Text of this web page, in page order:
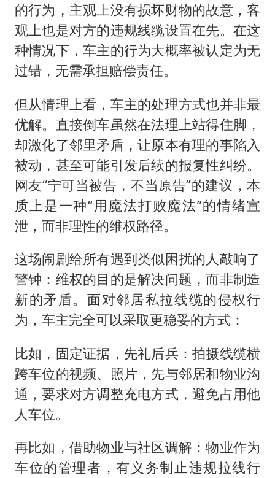
的行为，主观上没有损坏财物的故意，客
观上也是对方的违规线缆设置在先。在这
种情况下，车主的行为大概率被认定为无
过错，无需承担赔偿责任。
但从情理上看，车主的处理方式也并非最
优解。直接倒车虽然在法理上站得住脚，
却激化了邻里矛盾，让原本有理的事陷入
被动，甚至可能引发后续的报复性纠纷。
网友“宁可当被告，不当原告”的建议，本
质上是一种“用魔法打败魔法”的情绪宣
泄，而非理性的维权路径。
这场闹剧给所有遇到类似困扰的人敲响了
警钟：维权的目的是解决问题，而非制造
新的矛盾。面对邻居私拉线缆的侵权行
为，车主完全可以采取更稳妥的方式：
比如，固定证据，先礼后兵：拍摄线缆横
跨车位的视频、照片，先与邻居和物业沟
通，要求对方调整充电方式，避免占用他
人车位。
再比如，借助物业与社区调解：物业作为
车位的管理者，有义务制止违规拉线行